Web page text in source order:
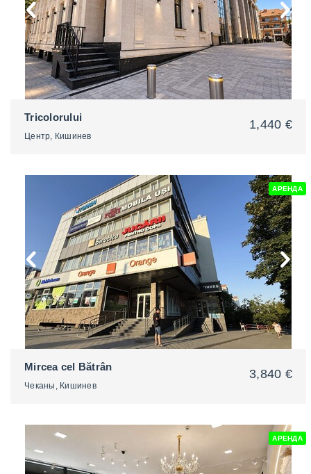
Tricolorului
Центр, Кишинев
1,440 €
АРЕНДА
2
Mircea cel Bătrân
Чеканы, Кишинев
3,840 €
АРЕНДА